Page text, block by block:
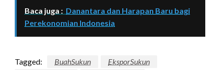
Baca juga : Danantara dan Harapan Baru bagi
Perekonomian Indonesia
Tagged: BuahSukun
EksporSukun